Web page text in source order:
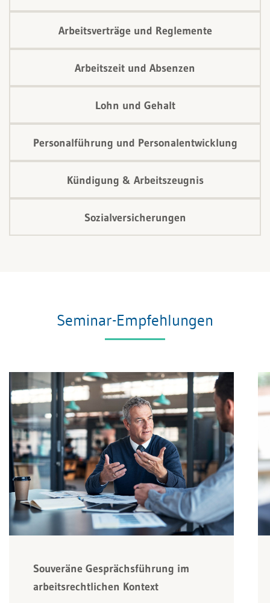
Arbeitsverträge und Reglemente
Arbeitszeit und Absenzen
Lohn und Gehalt
Personalführung und Personalentwicklung
Kündigung & Arbeitszeugnis
Sozialversicherungen
Seminar-Empfehlungen
Souveräne Gesprächsführung im
arbeitsrechtlichen Kontext